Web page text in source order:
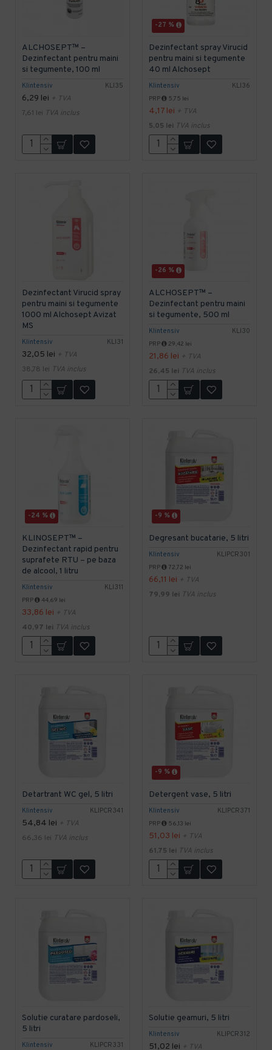
Klintensiv KLI35
ALCHOSEPT™ –
Dezinfectant pentru maini
si tegumente, 100 ml
6,29 lei + TVA
7,61 lei TVA inclus
-27 %
Klintensiv KLI36
Dezinfectant spray Virucid
pentru maini si tegumente
40 ml Alchosept
PRP 5,75 lei
4,17 lei + TVA
5,05 lei TVA inclus
Klintensiv KLI31
Dezinfectant Virucid spray
pentru maini si tegumente
1000 ml Alchosept Avizat
MS
32,05 lei + TVA
38,78 lei TVA inclus
-26 %
Klintensiv KLI30
ALCHOSEPT™ –
Dezinfectant pentru maini
si tegumente, 500 ml
PRP 29,42 lei
21,86 lei + TVA
26,45 lei TVA inclus
-24 %
Klintensiv KLI311
KLINOSEPT™ –
Dezinfectant rapid pentru
suprafete RTU – pe baza
de alcool, 1 litru
PRP 44,69 lei
33,86 lei + TVA
40,97 lei TVA inclus
-9 %
Klintensiv KLIPCR301
Degresant bucatarie, 5 litri
PRP 72,72 lei
66,11 lei + TVA
79,99 lei TVA inclus
Klintensiv KLIPCR341
Detartrant WC gel, 5 litri
54,84 lei + TVA
66,36 lei TVA inclus
-9 %
Klintensiv KLIPCR371
Detergent vase, 5 litri
PRP 56,13 lei
51,03 lei + TVA
61,75 lei TVA inclus
Klintensiv KLIPCR331
Solutie curatare pardoseli,
5 litri
Klintensiv KLIPCR312
Solutie geamuri, 5 litri
51,02 lei + TVA